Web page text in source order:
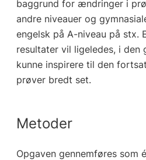
baggrund for ændringer i
andre niveauer og
engelsk på A-niveau på stx.
resultater vil ligeledes, i den
kunne inspirere til den
prøver bredt set.
Metoder
Opgaven gennemføres som